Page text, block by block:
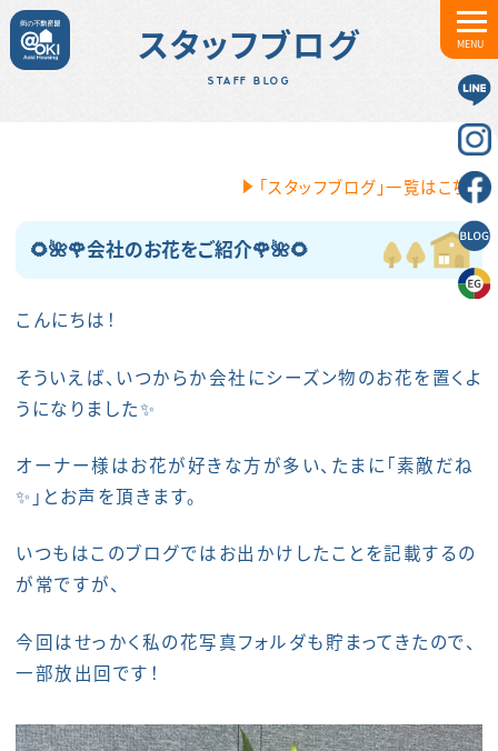
MENU
スタッフブログ
STAFF BLOG
「スタッフブログ」一覧はこちら
🌻🌺🌹会社のお花をご紹介🌹🌺🌻
こんにちは！
そういえば、いつからか会社にシーズン物のお花を置くよ
うになりました✨
オーナー様はお花が好きな方が多い、たまに「素敵だね
✨」とお声を頂きます。
いつもはこのブログではお出かけしたことを記載するの
が常ですが、
今回はせっかく私の花写真フォルダも貯まってきたので、
一部放出回です！